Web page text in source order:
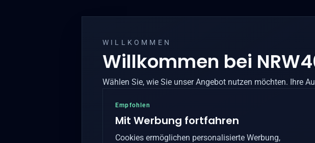
WILLKOMMEN
Willkommen bei
Wählen Sie, wie Sie unser Angebot nutzen möchten. Ihre
Empfohlen
Mit Werbung fortfahren
Cookies ermöglichen personalisierte Werbung,